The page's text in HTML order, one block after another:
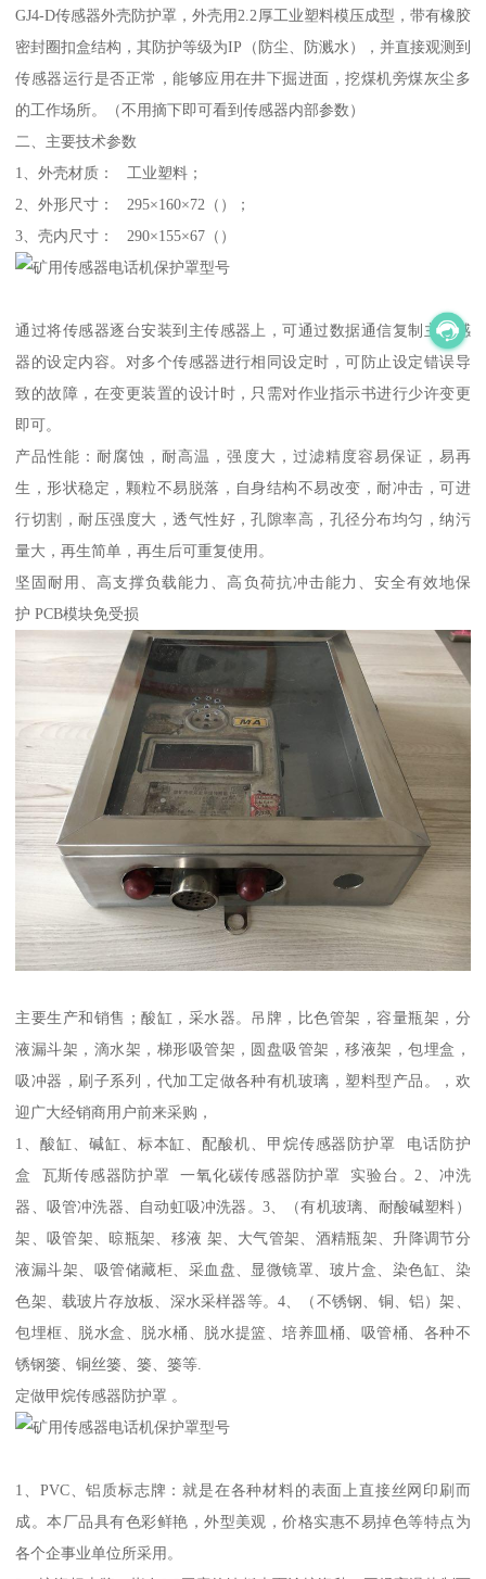
GJ4-D传感器外壳防护罩，外壳用2.2厚工业塑料模压成型，带有橡胶
密封圈扣盒结构，其防护等级为IP（防尘、防溅水），并直接观测到
传感器运行是否正常，能够应用在井下掘进面，挖煤机旁煤灰尘多
的工作场所。（不用摘下即可看到传感器内部参数）
二、主要技术参数
1、外壳材质： 工业塑料；
2、外形尺寸： 295×160×72（）；
3、壳内尺寸： 290×155×67（）
通过将传感器逐台安装到主传感器上，可通过数据通信复制主传感
器的设定内容。对多个传感器进行相同设定时，可防止设定错误导
致的故障，在变更装置的设计时，只需对作业指示书进行少许变更
即可。
产品性能：耐腐蚀，耐高温，强度大，过滤精度容易保证，易再
生，形状稳定，颗粒不易脱落，自身结构不易改变，耐冲击，可进
行切割，耐压强度大，透气性好，孔隙率高，孔径分布均匀，纳污
量大，再生简单，再生后可重复使用。
坚固耐用、高支撑负载能力、高负荷抗冲击能力、安全有效地保
护 PCB模块免受损
主要生产和销售；酸缸，采水器。吊牌，比色管架，容量瓶架，分
液漏斗架，滴水架，梯形吸管架，圆盘吸管架，移液架，包埋盒，
吸冲器，刷子系列，代加工定做各种有机玻璃，塑料型产品。，欢
迎广大经销商用户前来采购，
1、酸缸、碱缸、标本缸、配酸机、甲烷传感器防护罩 电话防护
盒 瓦斯传感器防护罩 一氧化碳传感器防护罩 实验台。2、冲洗
器、吸管冲洗器、自动虹吸冲洗器。3、（有机玻璃、耐酸碱塑料）
架、吸管架、晾瓶架、移液 架、大气管架、酒精瓶架、升降调节分
液漏斗架、吸管储藏柜、采血盘、显微镜罩、玻片盒、染色缸、染
色架、载玻片存放板、深水采样器等。4、（不锈钢、铜、铝）架、
包埋框、脱水盒、脱水桶、脱水提篮、培养皿桶、吸管桶、各种不
锈钢篓、铜丝篓、篓、篓等.
定做甲烷传感器防护罩 。
1、PVC、铝质标志牌：就是在各种材料的表面上直接丝网印刷而
成。本厂品具有色彩鲜艳，外型美观，价格实惠不易掉色等特点为
各个企事业单位所采用。